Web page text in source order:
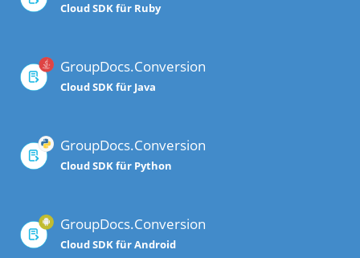
Cloud SDK für Ruby
GroupDocs.Conversion
Cloud SDK für Java
GroupDocs.Conversion
Cloud SDK für Python
GroupDocs.Conversion
Cloud SDK für Android